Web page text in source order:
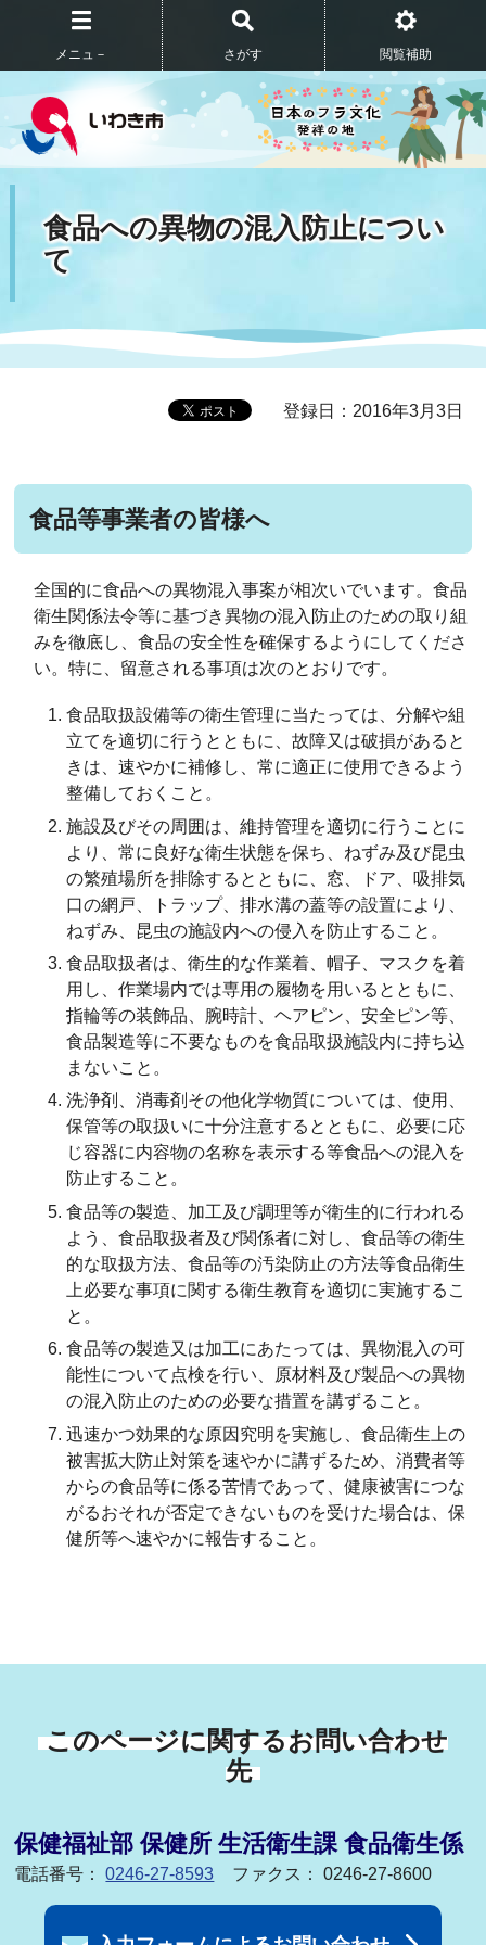
メニュ－ さがす 閲覧補助
食品への異物の混入防止につい
て
登録日：2016年3月3日
食品等事業者の皆様へ
全国的に食品への異物混入事案が相次いでいます。食品
衛生関係法令等に基づき異物の混入防止のための取り組
みを徹底し、食品の安全性を確保するようにしてくださ
い。特に、留意される事項は次のとおりです。
食品取扱設備等の衛生管理に当たっては、分解や組
立てを適切に行うとともに、故障又は破損があると
きは、速やかに補修し、常に適正に使用できるよう
整備しておくこと。
施設及びその周囲は、維持管理を適切に行うことに
より、常に良好な衛生状態を保ち、ねずみ及び昆虫
の繁殖場所を排除するとともに、窓、ドア、吸排気
口の網戸、トラップ、排水溝の蓋等の設置により、
ねずみ、昆虫の施設内への侵入を防止すること。
食品取扱者は、衛生的な作業着、帽子、マスクを着
用し、作業場内では専用の履物を用いるとともに、
指輪等の装飾品、腕時計、ヘアピン、安全ピン等、
食品製造等に不要なものを食品取扱施設内に持ち込
まないこと。
洗浄剤、消毒剤その他化学物質については、使用、
保管等の取扱いに十分注意するとともに、必要に応
じ容器に内容物の名称を表示する等食品への混入を
防止すること。
食品等の製造、加工及び調理等が衛生的に行われる
よう、食品取扱者及び関係者に対し、食品等の衛生
的な取扱方法、食品等の汚染防止の方法等食品衛生
上必要な事項に関する衛生教育を適切に実施するこ
と。
食品等の製造又は加工にあたっては、異物混入の可
能性について点検を行い、原材料及び製品への異物
の混入防止のための必要な措置を講ずること。
迅速かつ効果的な原因究明を実施し、食品衛生上の
被害拡大防止対策を速やかに講ずるため、消費者等
からの食品等に係る苦情であって、健康被害につな
がるおそれが否定できないものを受けた場合は、保
健所等へ速やかに報告すること。
このページに関するお問い合わせ
先
保健福祉部 保健所 生活衛生課 食品衛生係
電話番号：0246-27-8593 ファクス： 0246-27-8600